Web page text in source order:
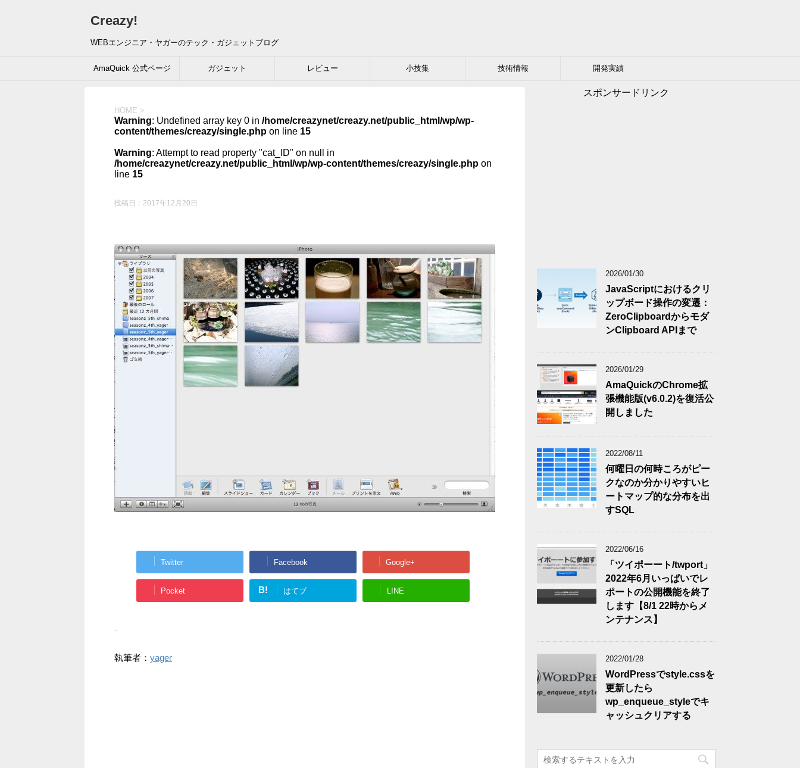
Creazy!
WEBエンジニア・ヤガーのテック・ガジェットブログ
AmaQuick 公式ページ ガジェット レビュー 小技集 技術情報 開発実績
HOME >
Warning: Undefined array key 0 in /home/creazynet/creazy.net/public_html/wp/wp-
content/themes/creazy/single.php on line 15
Warning: Attempt to read property "cat_ID" on null in
/home/creazynet/creazy.net/public_html/wp/wp-content/themes/creazy/single.php on
line 15
投稿日： 2017年12月20日
Twitter Facebook Google+
Pocket B! はてブ LINE
-
執筆者： yager
スポンサードリンク
2026/01/30
JavaScriptにおけるクリ
ップボード操作の変遷：
ZeroClipboardからモダ
ンClipboard APIまで
2026/01/29
AmaQuickのChrome拡
張機能版(v6.0.2)を復活公
開しました
2022/08/11
何曜日の何時ころがピー
クなのか分かりやすいヒ
ートマップ的な分布を出
すSQL
2022/06/16
「ツイポーート/twport」
2022年6月いっぱいでレ
ポートの公開機能を終了
します【8/1 22時からメ
ンテナンス】
2022/01/28
WordPressでstyle.cssを
更新したら
wp_enqueue_styleでキ
ャッシュクリアする